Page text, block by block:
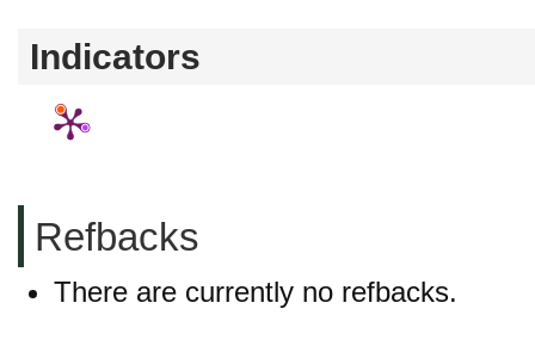
Indicators
Refbacks
There are currently no refbacks.